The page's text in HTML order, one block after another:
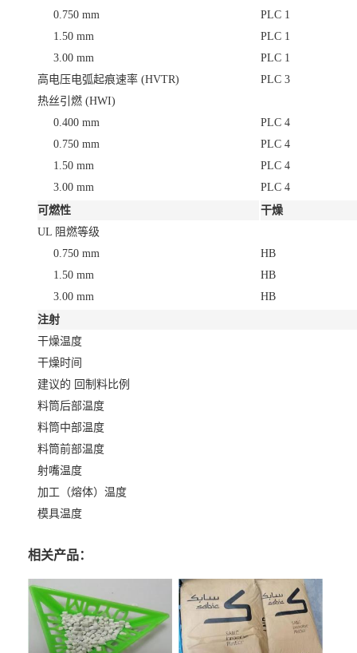
0.750 mm
PLC 1
1.50 mm
PLC 1
3.00 mm
PLC 1
高电压电弧起痕速率 (HVTR)
PLC 3
热丝引燃 (HWI)
0.400 mm
PLC 4
0.750 mm
PLC 4
1.50 mm
PLC 4
3.00 mm
PLC 4
可燃性
干燥
UL 阻燃等级
0.750 mm
HB
1.50 mm
HB
3.00 mm
HB
注射
干燥温度
干燥时间
建议的 回制料比例
料筒后部温度
料筒中部温度
料筒前部温度
射嘴温度
加工（熔体）温度
模具温度
相关产品：